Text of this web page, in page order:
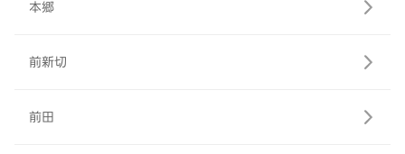
本郷
前新切
前田